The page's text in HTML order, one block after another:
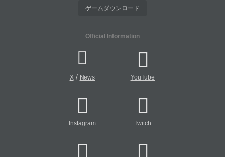
ゲームダウンロード
Official Information
X/ News YouTube
Instagram Twitch